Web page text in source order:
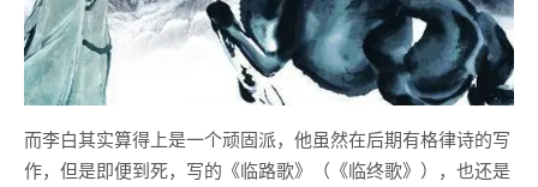
而李白其实算得上是一个顽固派，他虽然在后期有格律诗的写
作，但是即便到死，写的《临路歌》（《临终歌》），也还是